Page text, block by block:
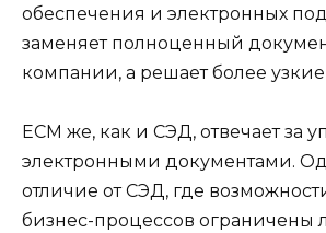
обеспечения и электронных
заменяет полноценный
компании, а решает более
ЕСМ же, как и СЭД, отвечает за
электронными документами.
отличие от СЭД, где
бизнес-процессов ограничены